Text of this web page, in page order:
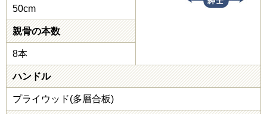
50cm
親骨の本数
8本
ハンドル
プライウッド(多層合板)